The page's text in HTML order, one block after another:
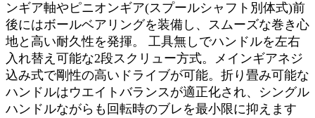
ンギア軸やピニオンギア(スプールシャフト別体式)前
後にはボールベアリングを装備し、スムーズな巻き心
地と高い耐久性を発揮。 工具無しでハンドルを左右
入れ替え可能な2段スクリュー方式。メインギアネジ
込み式で剛性の高いドライブが可能。折り畳み可能な
ハンドルはウエイトバランスが適正化され、シングル
ハンドルながらも回転時のブレを最小限に抑えます